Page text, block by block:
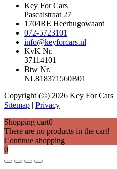
Key For Cars
Pascalstraat 27
1704RE Heerhugowaard
072-5723101
info@keyforcars.nl
KvK Nr.
37114101
Btw Nr.
NL818371560B01
Copyright (©) 2026 Key For Cars |
Sitemap | Privacy
Shopping cart0
There are no products in the cart!
Continue shopping
0